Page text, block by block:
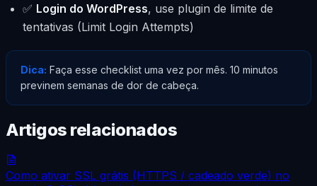
✅ Login do WordPress, use plugin de limite de
tentativas (Limit Login Attempts)
Dica: Faça esse checklist uma vez por mês. 10 minutos
previnem semanas de dor de cabeça.
Artigos relacionados
Como ativar SSL grátis (HTTPS / cadeado verde) no